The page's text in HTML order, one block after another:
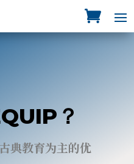
？
典教育为主的优